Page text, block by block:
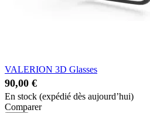
VALERION 3D Glasses
90,00 €
En stock (expédié dès aujourd’hui)
Comparer